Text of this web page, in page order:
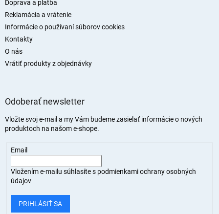
Doprava a platba
Reklamácia a vrátenie
Informácie o používaní súborov cookies
Kontakty
O nás
Vrátiť produkty z objednávky
Odoberať newsletter
Vložte svoj e-mail a my Vám budeme zasielať informácie o nových
produktoch na našom e-shope.
Email
Vložením e-mailu súhlasíte s podmienkami ochrany osobných
údajov
PRIHLÁSIŤ SA